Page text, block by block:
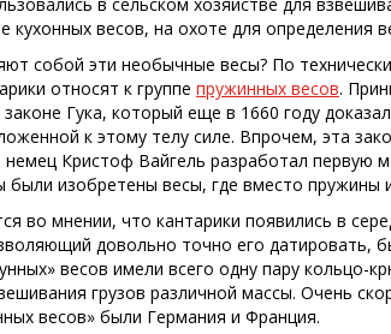
кухонных весов, на охоте для определения
собой эти необычные весы? По
относят к группе пружинных весов.
Гука, который еще в 1660 году
к этому телу силе. Впрочем, эта
немец Кристоф Вайгель разработал
изобретены весы, где вместо пружины
во мнении, что кантарики появились в
довольно точно его датировать,
весов имели всего одну пару кольцо-
грузов различной массы. Очень
весов» были Германия и Франция.